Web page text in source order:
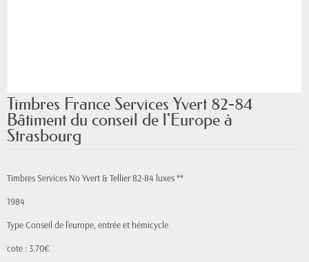
Timbres France Services Yvert 82-84
Bâtiment du conseil de l'Europe à
Strasbourg
Timbres Services No Yvert & Tellier 82-84 luxes **
1984
Type Conseil de l'europe, entrée et hémicycle
cote : 3.70€